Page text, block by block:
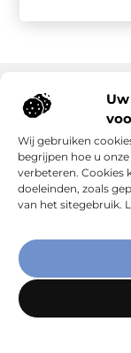
Wij gebruiken
begrijpen hoe u
verbeteren. Cookies
doeleinden, zoals
van het sitegebruik.
Onze